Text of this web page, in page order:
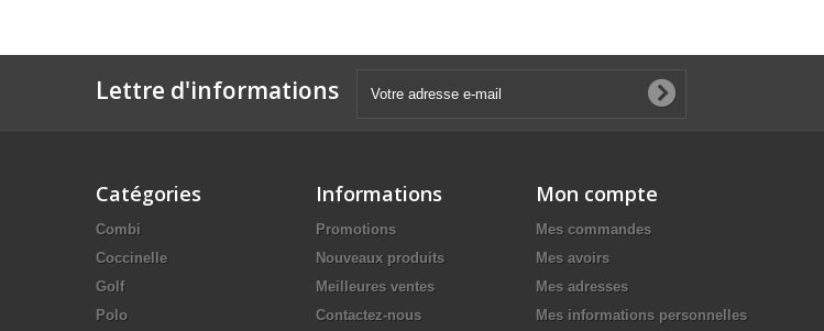
Lettre d'informations
Catégories
Combi
Coccinelle
Golf
Polo
Informations
Promotions
Nouveaux produits
Meilleures ventes
Contactez-nous
Mon compte
Mes commandes
Mes avoirs
Mes adresses
Mes informations personnelles